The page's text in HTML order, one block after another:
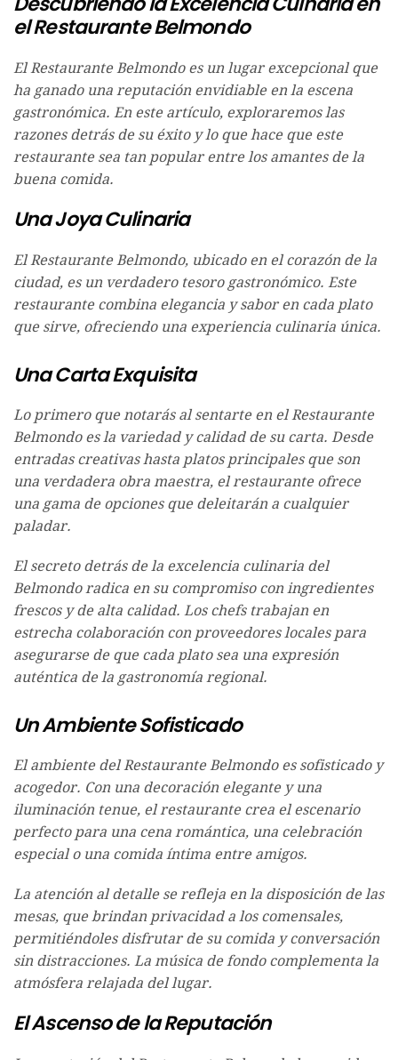
el Restaurante Belmondo
El Restaurante Belmondo es un lugar excepcional que
ha ganado una reputación envidiable en la escena
gastronómica. En este artículo, exploraremos las
razones detrás de su éxito y lo que hace que este
restaurante sea tan popular entre los amantes de la
buena comida.
Una Joya Culinaria
El Restaurante Belmondo, ubicado en el corazón de la
ciudad, es un verdadero tesoro gastronómico. Este
restaurante combina elegancia y sabor en cada plato
que sirve, ofreciendo una experiencia culinaria única.
Una Carta Exquisita
Lo primero que notarás al sentarte en el Restaurante
Belmondo es la variedad y calidad de su carta. Desde
entradas creativas hasta platos principales que son
una verdadera obra maestra, el restaurante ofrece
una gama de opciones que deleitarán a cualquier
paladar.
El secreto detrás de la excelencia culinaria del
Belmondo radica en su compromiso con ingredientes
frescos y de alta calidad. Los chefs trabajan en
estrecha colaboración con proveedores locales para
asegurarse de que cada plato sea una expresión
auténtica de la gastronomía regional.
Un Ambiente Sofisticado
El ambiente del Restaurante Belmondo es sofisticado y
acogedor. Con una decoración elegante y una
iluminación tenue, el restaurante crea el escenario
perfecto para una cena romántica, una celebración
especial o una comida íntima entre amigos.
La atención al detalle se refleja en la disposición de las
mesas, que brindan privacidad a los comensales,
permitiéndoles disfrutar de su comida y conversación
sin distracciones. La música de fondo complementa la
atmósfera relajada del lugar.
El Ascenso de la Reputación